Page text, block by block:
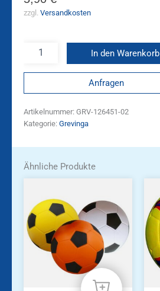
zzgl. Versandkosten
In den Warenkorb
Anfragen
Artikelnummer: GRV-126451-02
Kategorie: Grevinga
Ähnliche Produkte